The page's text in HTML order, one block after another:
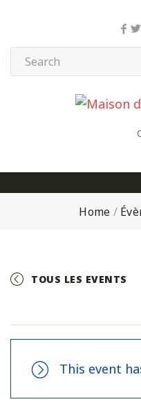
Home /
TOUS LES EVENTS
This event